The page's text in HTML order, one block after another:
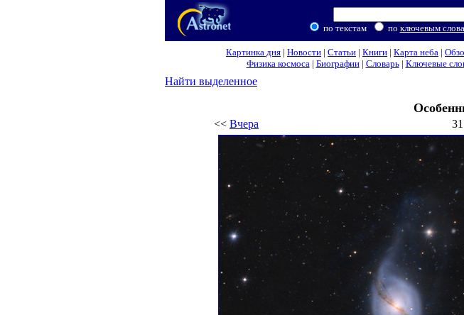
по текстам по ключевым
Картинка дня | Новости | Статьи | Книги | Карта неба |
Физика космоса| Биографии| Словарь| Ключевые
Найти выделенное
<< Вчера